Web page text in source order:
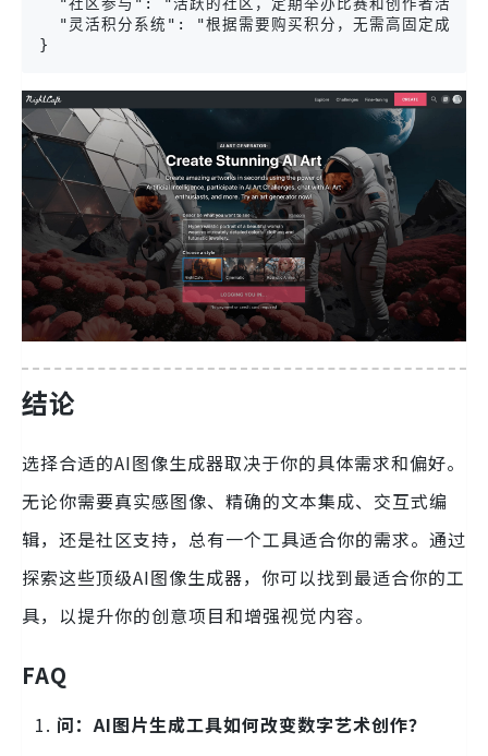
  "灵活积分系统": "根据需要购买积分，无需高固定成本"
}
结论
选择合适的AI图像生成器取决于你的具体需求和偏好。
无论你需要真实感图像、精确的文本集成、交互式编
辑，还是社区支持，总有一个工具适合你的需求。通过
探索这些顶级AI图像生成器，你可以找到最适合你的工
具，以提升你的创意项目和增强视觉内容。
FAQ
问：AI图片生成工具如何改变数字艺术创作？